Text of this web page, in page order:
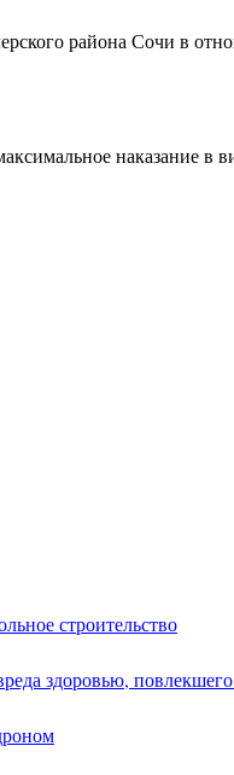
района Сочи в
наказание
строительство
здоровью, повлекшего